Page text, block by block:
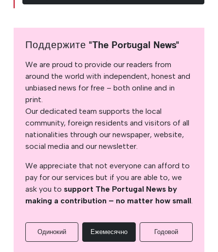
Поддержите "The Portugal News"
We are proud to provide our readers from
around the world with independent, honest and
unbiased news for free – both online and in
print.
Our dedicated team supports the local
community, foreign residents and visitors of all
nationalities through our newspaper, website,
social media and our newsletter.
We appreciate that not everyone can afford to
pay for our services but if you are able to, we
ask you to support The Portugal News by
making a contribution – no matter how small.
Одинокий Ежемесячно Годовой